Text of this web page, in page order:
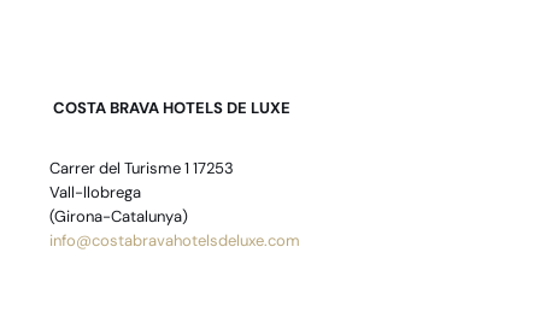
COSTA BRAVA HOTELS DE LUXE
Carrer del Turisme 1 17253
Vall-llobrega
(Girona-Catalunya)
info@costabravahotelsdeluxe.com